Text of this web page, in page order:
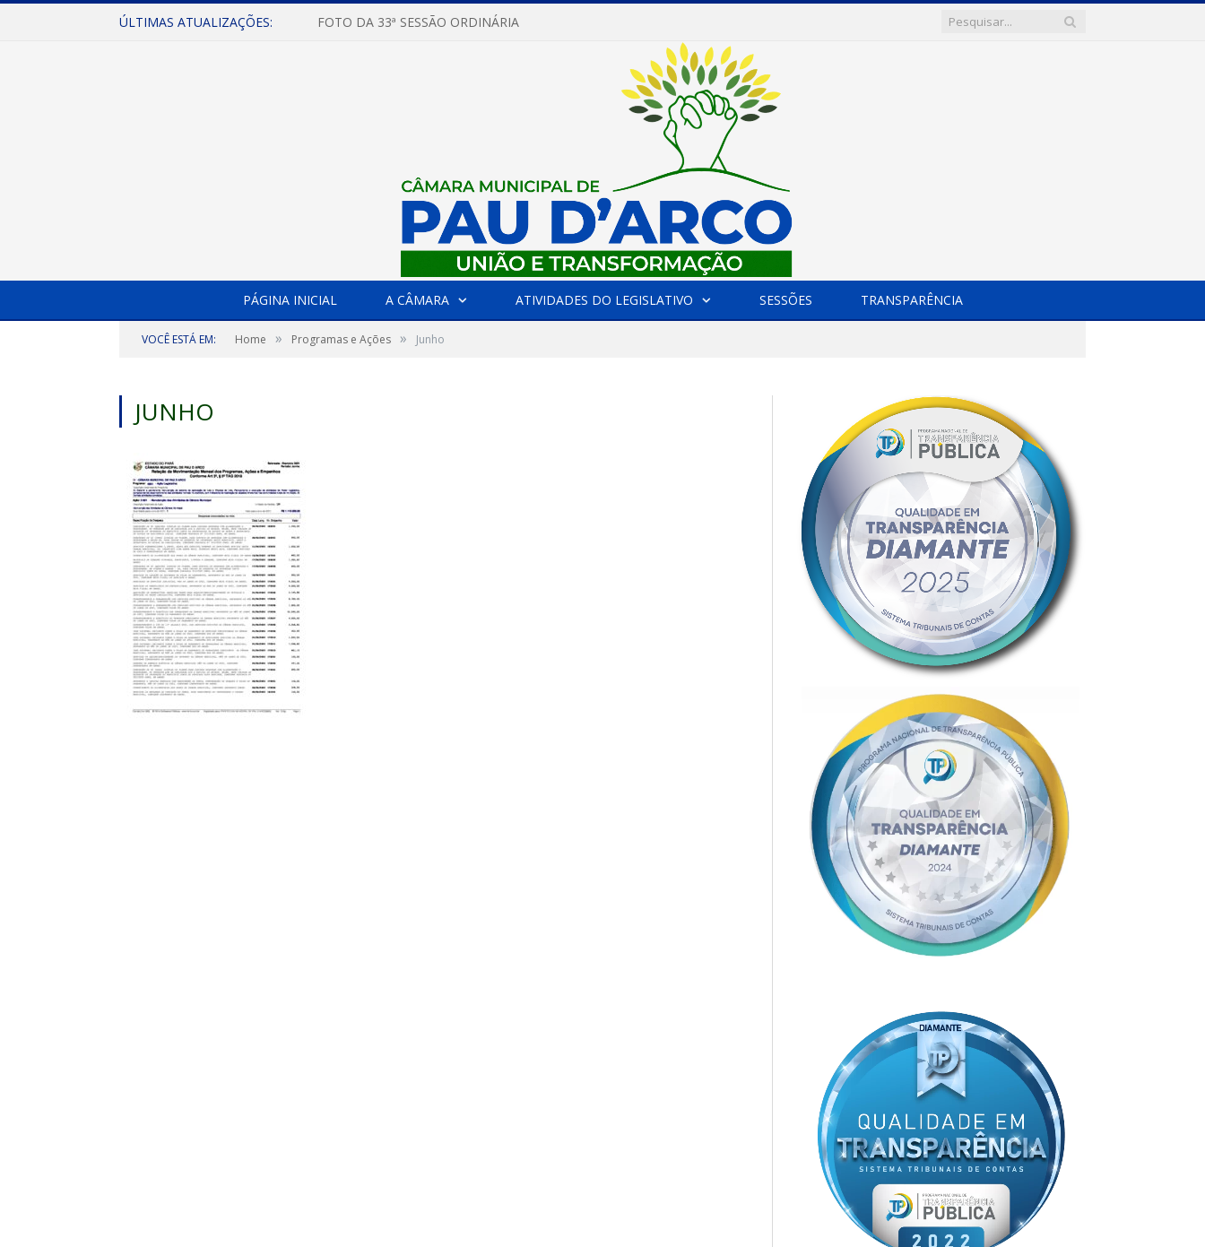
ÚLTIMAS ATUALIZAÇÕES: FOTO DA 33ª SESSÃO ORDINÁRIA
PÁGINA INICIAL A CÂMARA ATIVIDADES DO LEGISLATIVO SESSÕES TRANSPARÊNCIA
VOCÊ ESTÁ EM: Home » Programas e Ações » Junho
JUNHO